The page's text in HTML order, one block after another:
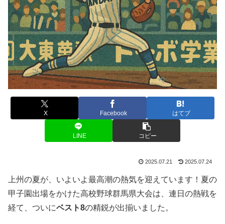
X Facebook はてブ
LINE コピー
2025.07.21 2025.07.24
上州の夏が、いよいよ最高潮の熱気を迎えています！夏の
甲子園出場をかけた高校野球群馬県大会は、連日の熱戦を
経て、ついにベスト8の精鋭が出揃いました。